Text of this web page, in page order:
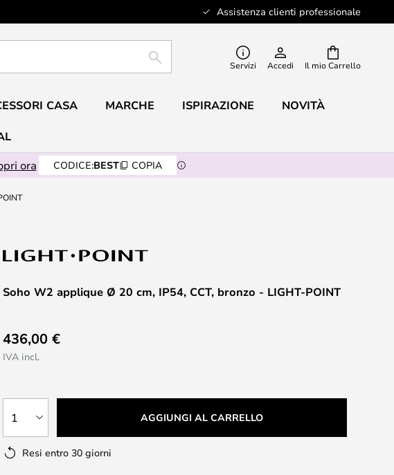
Assistenza clienti professionale
Il mio Carrello
RICERCA Servizi Accedi
CASA MARCHE ISPIRAZIONE NOVITÀ
ora CODICE:BEST COPIA
Soho W2 applique Ø 20 cm, IP54, CCT, bronzo - LIGHT-POINT
436,00 €
IVA incl.
1 AGGIUNGI AL CARRELLO
Resi entro 30 giorni